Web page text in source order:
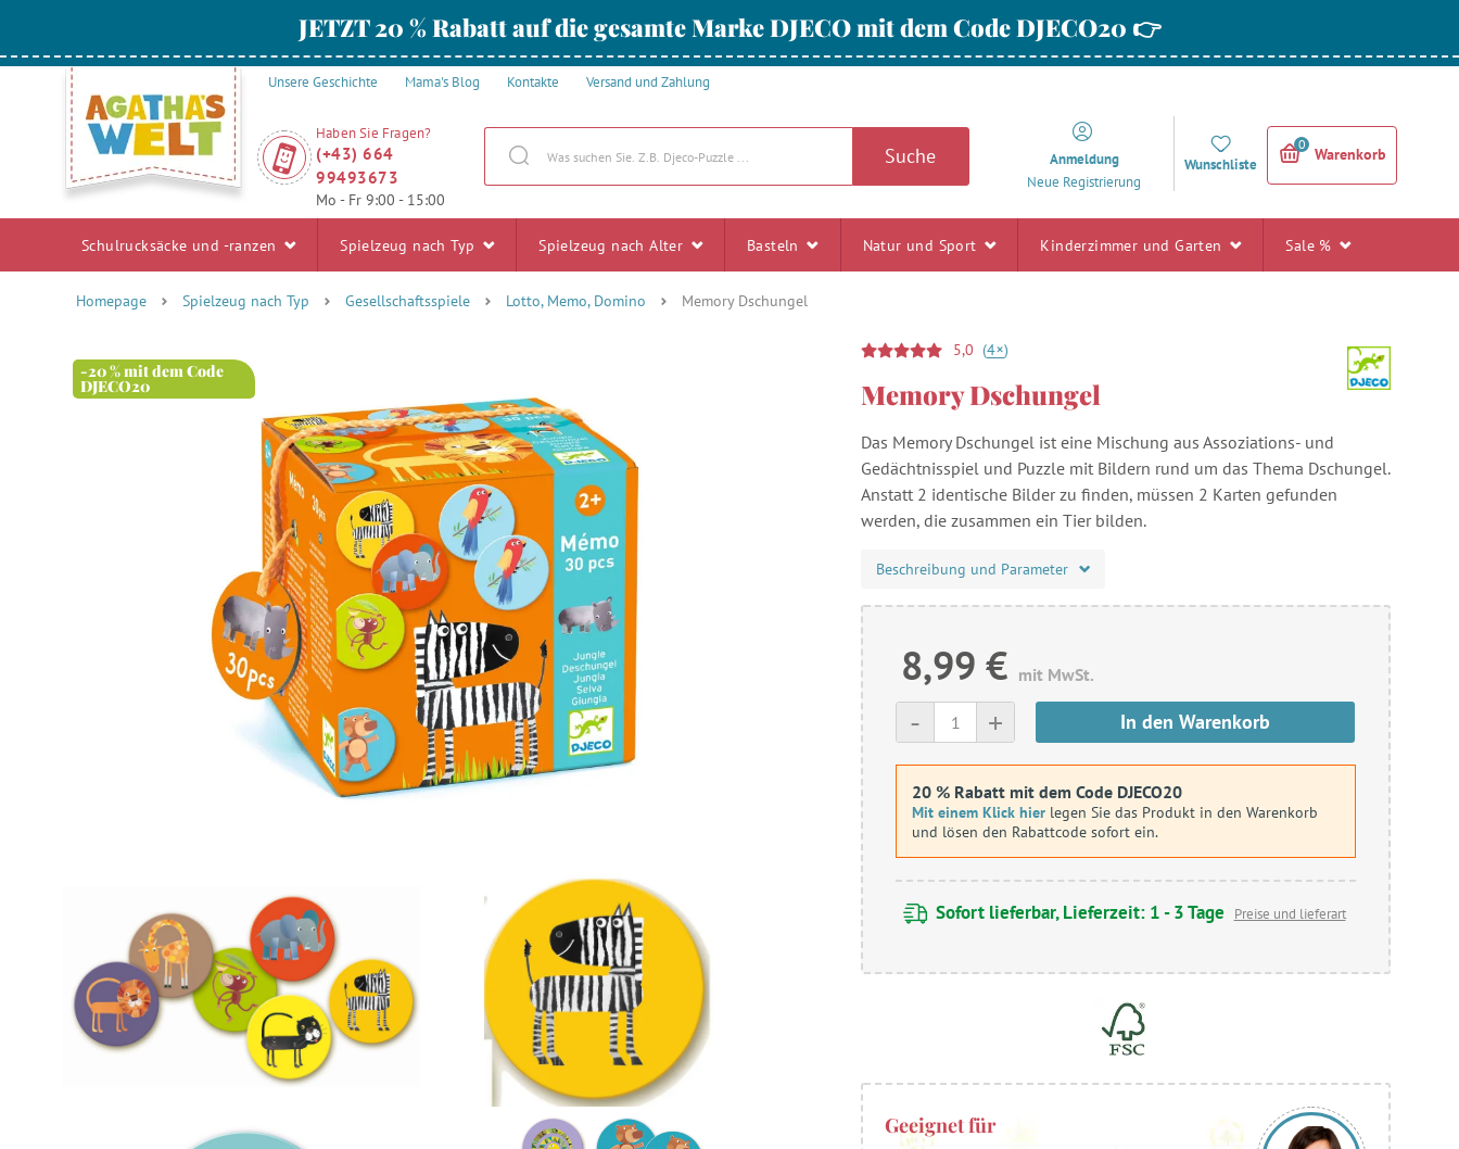
JETZT 20 % Rabatt auf die gesamte Marke DJECO mit dem Code DJECO20 👉
Unsere Geschichte Mama's Blog Kontakte Versand und Zahlung
Haben Sie Fragen?
(+43) 664
99493673
Mo - Fr 9:00 - 15:00
Suche
Anmeldung
Neue Registrierung
Wunschliste
0
Warenkorb
Schulrucksäcke und -ranzen Spielzeug nach Typ Spielzeug nach Alter Basteln Natur und Sport Kinderzimmer und Garten Sale %
Homepage Spielzeug nach Typ Gesellschaftsspiele Lotto, Memo, Domino Memory Dschungel
-20 % mit dem Code
DJECO20
5,0 (4+)
Memory Dschungel
Das Memory Dschungel ist eine Mischung aus Assoziations- und
Gedächtnisspiel und Puzzle mit Bildern rund um das Thema Dschungel.
Anstatt 2 identische Bilder zu finden, müssen 2 Karten gefunden
werden, die zusammen ein Tier bilden.
Beschreibung und Parameter
8,99 € mit MwSt.
+
- In den Warenkorb
20 % Rabatt mit dem Code DJECO20
Mit einem Klick hier legen Sie das Produkt in den Warenkorb
und lösen den Rabattcode sofort ein.
Sofort lieferbar, Lieferzeit: 1 - 3 Tage Preise und lieferart
Geeignet für